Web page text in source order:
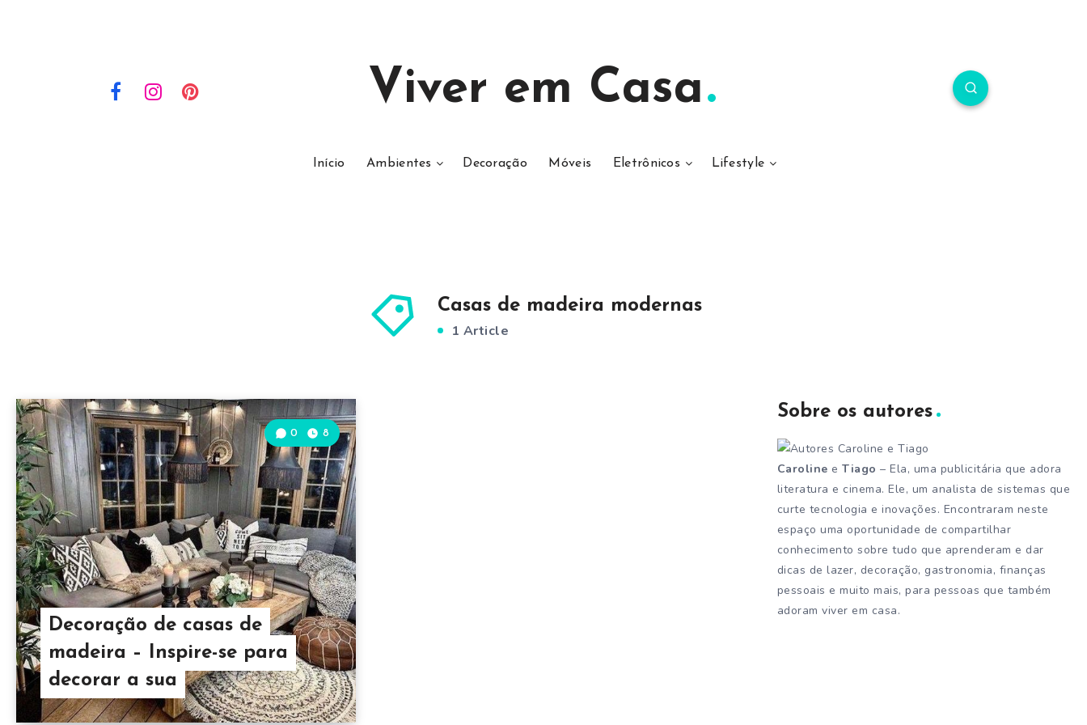
Viver em Casa
Início Ambientes Decoração Móveis Eletrônicos Lifestyle
Casas de madeira modernas
1 Article
Decoração de casas de
madeira – Inspire-se para
decorar a sua
0 8
Sobre os autores
Caroline eTiago – Ela, uma publicitária que adora
literatura e cinema. Ele, um analista de sistemas que
curte tecnologia e inovações. Encontraram neste
espaço uma oportunidade de compartilhar
conhecimento sobre tudo que aprenderam e dar
dicas de lazer, decoração, gastronomia, finanças
pessoais e muito mais, para pessoas que também
adoram viver em casa.